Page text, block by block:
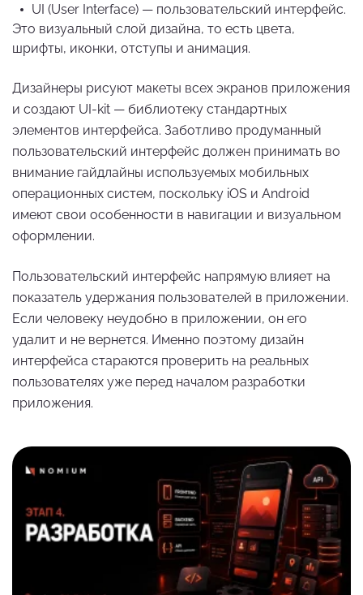
UI (User Interface) — пользовательский интерфейс.
Это визуальный слой дизайна, то есть цвета,
шрифты, иконки, отступы и анимация.
Дизайнеры рисуют макеты всех экранов приложения
и создают UI-kit — библиотеку стандартных
элементов интерфейса. Заботливо продуманный
пользовательский интерфейс должен принимать во
внимание гайдлайны используемых мобильных
операционных систем, поскольку iOS и Android
имеют свои особенности в навигации и визуальном
оформлении.
Пользовательский интерфейс напрямую влияет на
показатель удержания пользователей в приложении.
Если человеку неудобно в приложении, он его
удалит и не вернется. Именно поэтому дизайн
интерфейса стараются проверить на реальных
пользователях уже перед началом разработки
приложения.